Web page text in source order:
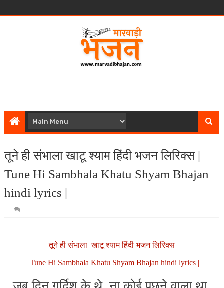
तूने ही संभाला खाटू श्याम हिंदी भजन लिरिक्स |
Tune Hi Sambhala Khatu Shyam Bhajan
hindi lyrics |
तूने ही संभाला खाटू श्याम हिंदी भजन लिरिक्स
| Tune Hi Sambhala Khatu Shyam Bhajan hindi lyrics |